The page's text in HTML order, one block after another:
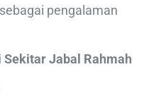
pengalaman
Jabal Rahmah